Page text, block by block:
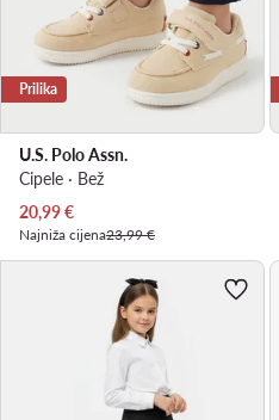
Prilika
U.S. Polo Assn.
Cipele · Bež
Trenutna cijena
20,99€
Najniža cijena23,99 €